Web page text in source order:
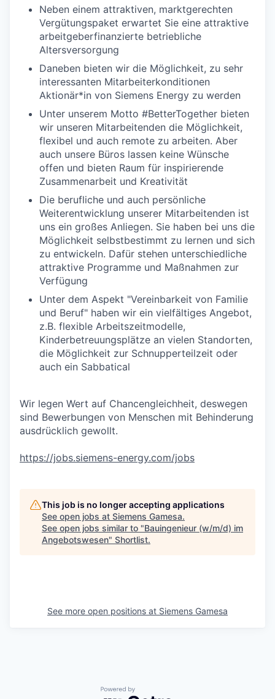
Neben einem attraktiven, marktgerechten
Vergütungspaket erwartet Sie eine attraktive
arbeitgeberfinanzierte betriebliche
Altersversorgung
Daneben bieten wir die Möglichkeit, zu sehr
interessanten Mitarbeiterkonditionen
Aktionär*in von Siemens Energy zu werden
Unter unserem Motto #BetterTogether bieten
wir unseren Mitarbeitenden die Möglichkeit,
flexibel und auch remote zu arbeiten. Aber
auch unsere Büros lassen keine Wünsche
offen und bieten Raum für inspirierende
Zusammenarbeit und Kreativität
Die berufliche und auch persönliche
Weiterentwicklung unserer Mitarbeitenden ist
uns ein großes Anliegen. Sie haben bei uns die
Möglichkeit selbstbestimmt zu lernen und sich
zu entwickeln. Dafür stehen unterschiedliche
attraktive Programme und Maßnahmen zur
Verfügung
Unter dem Aspekt "Vereinbarkeit von Familie
und Beruf" haben wir ein vielfältiges Angebot,
z.B. flexible Arbeitszeitmodelle,
Kinderbetreuungsplätze an vielen Standorten,
die Möglichkeit zur Schnupperteilzeit oder
auch ein Sabbatical
Wir legen Wert auf Chancengleichheit, deswegen
sind Bewerbungen von Menschen mit Behinderung
ausdrücklich gewollt.
https://jobs.siemens-energy.com/jobs
This job is no longer accepting applications
See open jobs at Siemens Gamesa.
See open jobs similar to "Bauingenieur (w/m/d) im
Angebotswesen" Shortlist.
See more open positions at Siemens Gamesa
Powered by Getro.com